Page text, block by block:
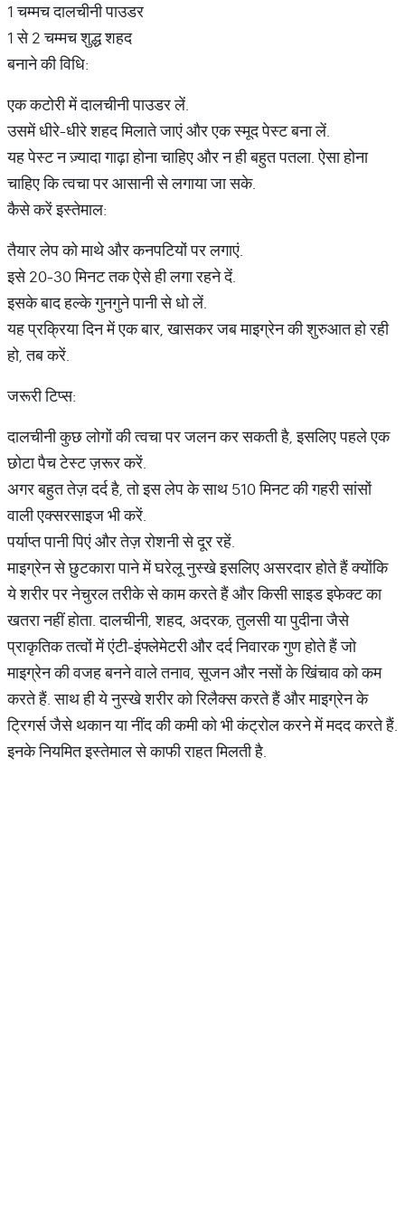
1 चम्मच दालचीनी पाउडर
1 से 2 चम्मच शुद्ध शहद
बनाने की विधि:
एक कटोरी में दालचीनी पाउडर लें.
उसमें धीरे-धीरे शहद मिलाते जाएं और एक स्मूद पेस्ट बना लें.
यह पेस्ट न ज़्यादा गाढ़ा होना चाहिए और न ही बहुत पतला. ऐसा होना
चाहिए कि त्वचा पर आसानी से लगाया जा सके.
कैसे करें इस्तेमाल:
तैयार लेप को माथे और कनपटियों पर लगाएं.
इसे 20-30 मिनट तक ऐसे ही लगा रहने दें.
इसके बाद हल्के गुनगुने पानी से धो लें.
यह प्रक्रिया दिन में एक बार, खासकर जब माइग्रेन की शुरुआत हो रही
हो, तब करें.
जरूरी टिप्स:
दालचीनी कुछ लोगों की त्वचा पर जलन कर सकती है, इसलिए पहले एक
छोटा पैच टेस्ट ज़रूर करें.
अगर बहुत तेज़ दर्द है, तो इस लेप के साथ 510 मिनट की गहरी सांसों
वाली एक्सरसाइज भी करें.
पर्याप्त पानी पिएं और तेज़ रोशनी से दूर रहें.
माइग्रेन से छुटकारा पाने में घरेलू नुस्खे इसलिए असरदार होते हैं क्योंकि
ये शरीर पर नेचुरल तरीके से काम करते हैं और किसी साइड इफेक्ट का
खतरा नहीं होता. दालचीनी, शहद, अदरक, तुलसी या पुदीना जैसे
प्राकृतिक तत्वों में एंटी-इंफ्लेमेटरी और दर्द निवारक गुण होते हैं जो
माइग्रेन की वजह बनने वाले तनाव, सूजन और नसों के खिंचाव को कम
करते हैं. साथ ही ये नुस्खे शरीर को रिलैक्स करते हैं और माइग्रेन के
ट्रिगर्स जैसे थकान या नींद की कमी को भी कंट्रोल करने में मदद करते हैं.
इनके नियमित इस्तेमाल से काफी राहत मिलती है.